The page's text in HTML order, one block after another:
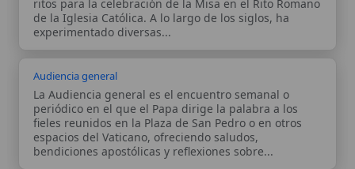
Autor:Comité editorial
Artículo supervisado por el Comité
usando fuentes catolicas: escritos
patrísticos, de santos, artículos
teológicos, documentos históricos, actas
de concilios, encíclicas, fuentes
magisteriales y documentos oficiales de